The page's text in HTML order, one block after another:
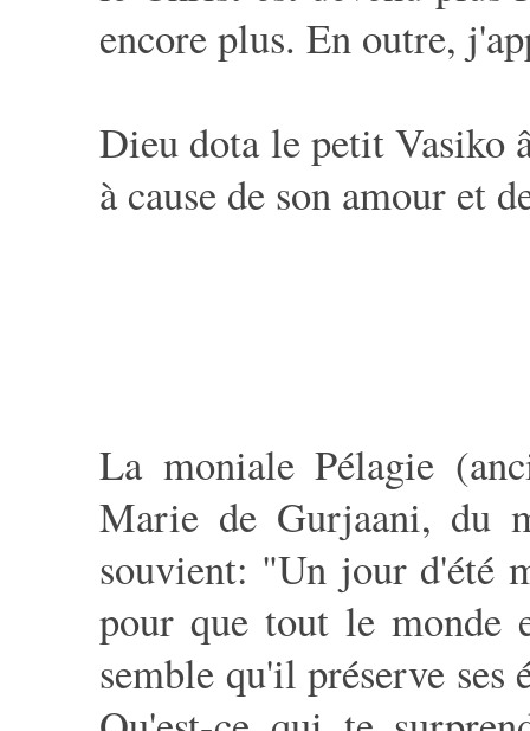
encore plus. En outre,
Dieu dota le petit Vasiko
à cause de son amour et
La moniale Pélagie
Marie de Gurjaani, du
souvient: "Un jour d'été
pour que tout le monde
semble qu'il préserve